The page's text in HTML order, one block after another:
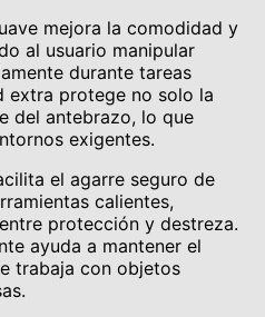
mejora la comodidad y
al usuario manipular
durante tareas
extra protege no solo la
del antebrazo, lo que
exigentes.
el agarre seguro de
calientes,
protección y destreza.
ayuda a mantener el
trabaja con objetos